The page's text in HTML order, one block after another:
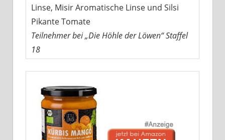
Linse, Misir Aromatische Linse und Silsi
Pikante Tomate
Teilnehmer bei „Die Höhle der Löwen“ Staffel
18